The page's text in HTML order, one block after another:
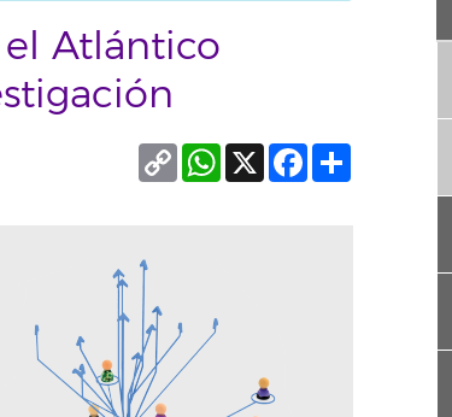
Atlántico
Facebook
X
WhatsApp
Copy
Link